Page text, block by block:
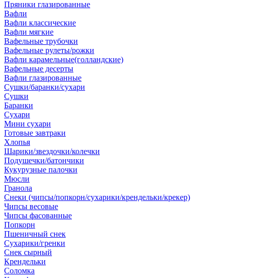
Пряники глазированные
Вафли
Вафли классические
Вафли мягкие
Вафельные трубочки
Вафельные рулеты/рожки
Вафли карамельные(голландские)
Вафельные десерты
Вафли глазированные
Сушки/баранки/сухари
Сушки
Баранки
Сухари
Мини сухари
Готовые завтраки
Хлопья
Шарики/звездочки/колечки
Подушечки/батончики
Кукурузные палочки
Мюсли
Гранола
Снеки (чипсы/попкорн/сухарики/крендельки/крекер)
Чипсы весовые
Чипсы фасованные
Попкорн
Пшеничный снек
Сухарики/гренки
Снек сырный
Крендельки
Соломка